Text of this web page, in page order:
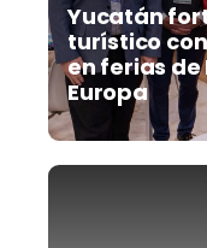
Yucatán
turístico
en ferias
Europa